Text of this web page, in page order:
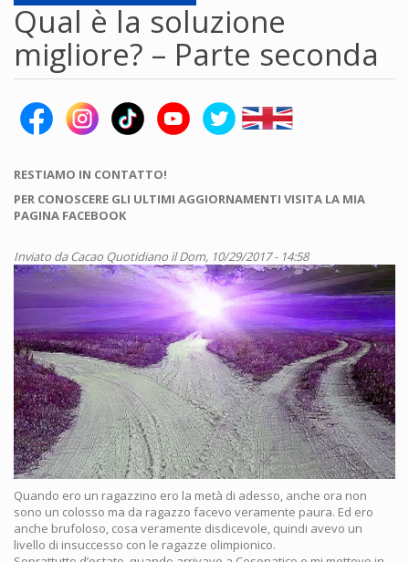
Qual è la soluzione
migliore? – Parte seconda
RESTIAMO IN CONTATTO!
PER CONOSCERE GLI ULTIMI AGGIORNAMENTI VISITA LA MIA
PAGINA FACEBOOK
Inviato daCacao Quotidiano il Dom, 10/29/2017 - 14:58
Quando ero un ragazzino ero la metà di adesso, anche ora non
sono un colosso ma da ragazzo facevo veramente paura. Ed ero
anche brufoloso, cosa veramente disdicevole, quindi avevo un
livello di insuccesso con le ragazze olimpionico.